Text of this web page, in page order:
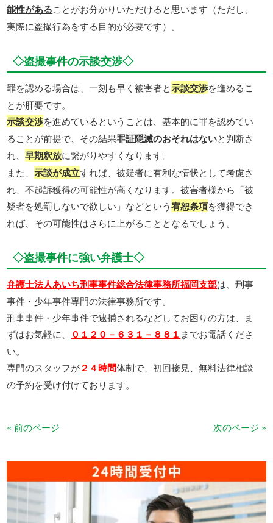
能性があることがお分かりいただけると思います（ただし、
実際に盗撮行為をする目的が必要です）。
◇盗撮事件の示談交渉◇
罪を認める場合は、一刻も早く被害者と示談交渉を進めるこ
とが肝要です。
示談交渉を進めているということは、基本的に罪を認めてい
ることが前提で、その結果罪証隠滅のおそれはないと判断さ
れ、早期釈放に繋がりやすくなります。
また、示談が成立すれば、被疑者に有利な情状として考慮さ
れ、不起訴獲得の可能性が高くなります。被害者様から「被
疑者を処罰しないで欲しい」などという宥恕条項を獲得でき
れば、その可能性はさらに上がることとなるでしょう。
◇盗撮事件に強い弁護士◇
弁護士法人あいち刑事事件総合法律事務所福岡支部は、刑事
事件・少年事件専門の法律事務所です。
刑事事件・少年事件で逮捕されるなどしてお困りの方は、ま
ずはお気軽に、
０１２０－６３１－８８１ までお電話くださ
い。
専門のスタッフが２４時間体制で、初回接見、無料法律相談
の予約を受け付けております。
« 前のページ 次のページ »